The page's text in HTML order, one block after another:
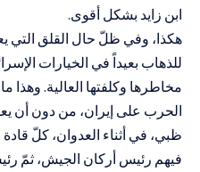
ابن زايد بشكل أقوى.
هكذا، وفي ظلّ حال القلق التي
للذهاب بعيداً في الخيارات
مخاطرها وكلفتها العالية. وهذا
الحرب على إيران، من دون أن
ظبي، في أثناء العدوان، كلّ قادة
فيهم رئيس أركان الجيش، ثمّ رئيس